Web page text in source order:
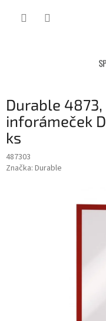
Durable
inforámeček
ks
487303
Značka: Durable